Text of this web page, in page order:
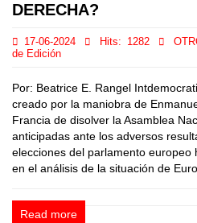
DERECHA?
17-06-2024 Hits: 1282
de Edición
Por: Beatrice E. Rangel
creado por la maniobra de
Francia de disolver la Asamblea
anticipadas ante los adversos
elecciones del parlamento europeo
en el análisis de la situación de
Read more